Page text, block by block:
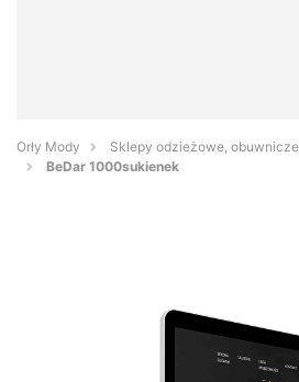
Orły Mody
Sklepy odzieżowe,
BeDar 1000sukienek